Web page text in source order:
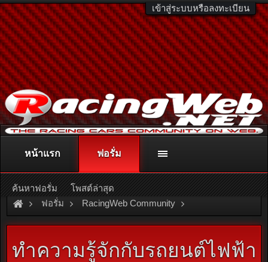
เข้าสู่ระบบหรือลงทะเบียน
ติดต่อลงโฆษณา racingweb@gmail.comหรือโทร. 081-811-1138
หรืออ่านรายละเอียดเพิ่มเติม คลิกที่นี่
ฟอรั่ม RacingWeb Community
Racing Forum (Cars Forum)
ทำความรู้จักกับรถยนต์ไฟฟ้า
หน้าแรก ฟอรั่ม
ค้นหาฟอรั่ม โพสต์ล่าสุด